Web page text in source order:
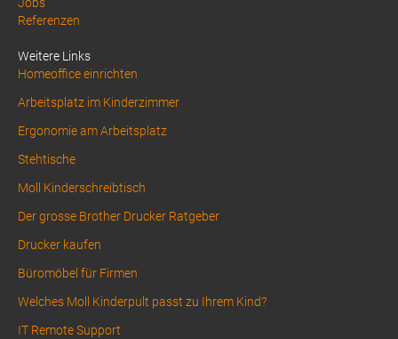
Footer
Jobs
Referenzen
Weitere Links
Homeoffice einrichten
Arbeitsplatz im Kinderzimmer
Ergonomie am Arbeitsplatz
Stehtische
Moll Kinderschreibtisch
Der grosse Brother Drucker Ratgeber
Drucker kaufen
Büromöbel für Firmen
Welches Moll Kinderpult passt zu Ihrem Kind?
IT Remote Support